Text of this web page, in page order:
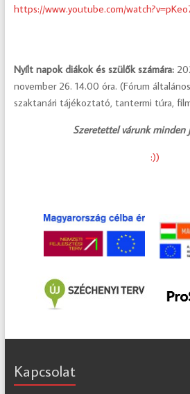
https://www.youtube.com/
Nyílt napok diákok és szülők számára:
november 26. 14.00 óra. (Fórum
szaktanári tájékoztató, tantermi túra,
Szeretettel várunk minden
:))
Kapcsolat